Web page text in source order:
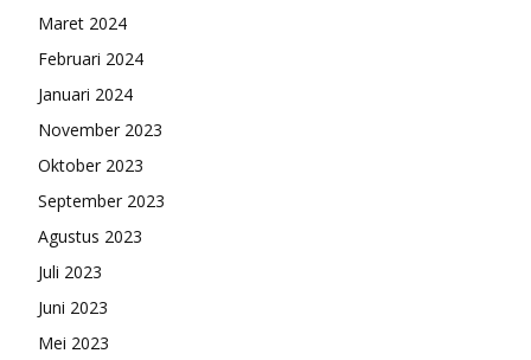
Maret 2024
Februari 2024
Januari 2024
November 2023
Oktober 2023
September 2023
Agustus 2023
Juli 2023
Juni 2023
Mei 2023